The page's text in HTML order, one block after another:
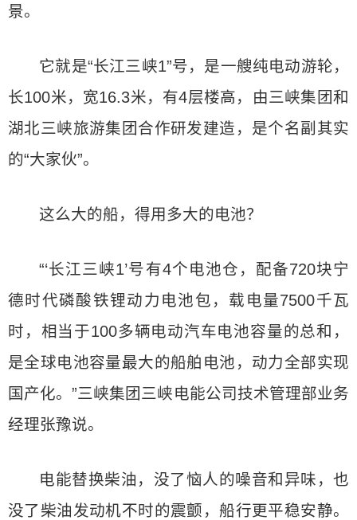
景。
它就是“长江三峡1”号，是一艘纯电动游轮，
长100米，宽16.3米，有4层楼高，由三峡集团和
湖北三峡旅游集团合作研发建造，是个名副其实
的“大家伙”。
这么大的船，得用多大的电池？
“‘长江三峡1’号有4个电池仓，配备720块宁
德时代磷酸铁锂动力电池包，载电量7500千瓦
时，相当于100多辆电动汽车电池容量的总和，
是全球电池容量最大的船舶电池，动力全部实现
国产化。”三峡集团三峡电能公司技术管理部业务
经理张豫说。
电能替换柴油，没了恼人的噪音和异味，也
没了柴油发动机不时的震颤，船行更平稳安静。